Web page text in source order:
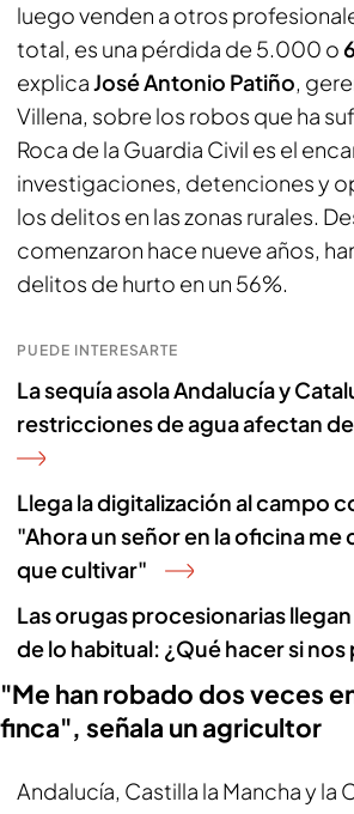
luego venden a otros
total, es una pérdida de 5.000 o
explicaJosé Antonio Patiño,
Villena, sobre los robos que ha
Roca de la Guardia Civil es el
investigaciones, detenciones y
los delitos en las zonas rurales.
comenzaron hace nueve años,
delitos de hurto en un 56%.
PUEDE INTERESARTE
La sequía asola Andalucía y
restricciones de agua afectan
Llega la digitalización al campo
"Ahora un señor en la oficina me
que cultivar"
Las orugas procesionarias
de lo habitual: ¿Qué hacer si nos
"Me han robado dos veces
finca", señala un agricultor
Andalucía, Castilla la Mancha y la